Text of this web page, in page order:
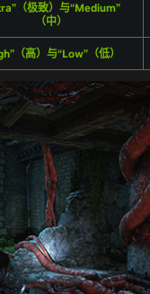
（极致）与“Medium”
（中）
（高）与“Low”（低）